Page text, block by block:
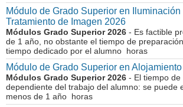
Módulo de Grado Superior en
Tratamiento de Imagen 2026
Módulos Grado Superior 2026 - Es factible
de 1 año, no obstante el tiempo de
tiempo dedicado por el alumno horas
Módulo de Grado Superior en
Módulos Grado Superior 2026 - El tiempo
dependiente del trabajo del alumno: se puede
menos de 1 año horas